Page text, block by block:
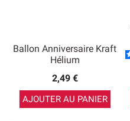
Ballon Anniversaire Kraft
Hélium
2,49 €
AJOUTER AU PANIER